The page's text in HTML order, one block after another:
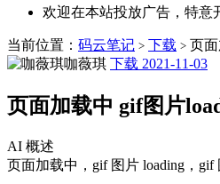
欢迎在本站投放广告，特意
当前位置： 码云笔记 > 下载 > 页
咖薇琪 下载 2021-11-03
页面加载中 gif图片
AI 概述
页面加载中，gif 图片 loading，gif